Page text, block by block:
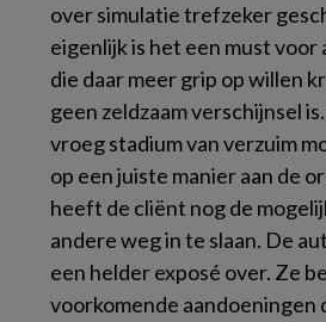
over simulatie trefzeker
eigenlijk is het een must voor
die daar meer grip op willen
geen zeldzaam verschijnsel
vroeg stadium van verzuim
op een juiste manier aan de
heeft de cliënt nog de
andere weg in te slaan. De
een helder exposé over. Ze
voorkomende aandoeningen